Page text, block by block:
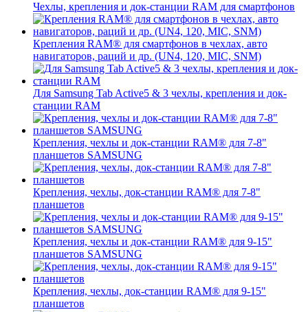
Чехлы, крепления и док-станции RAM для смартфонов
Крепления RAM® для смартфонов в чехлах, авто
навигаторов, раций и др. (UN4, 120, MIC, SNM)
Для Samsung Tab Active5 & 3 чехлы, крепления и док-
станции RAM
Крепления, чехлы и док-станции RAM® для 7-8"
планшетов SAMSUNG
Крепления, чехлы, док-станции RAM® для 7-8"
планшетов
Крепления, чехлы и док-станции RAM® для 9-15"
планшетов SAMSUNG
Крепления, чехлы, док-станции RAM® для 9-15"
планшетов